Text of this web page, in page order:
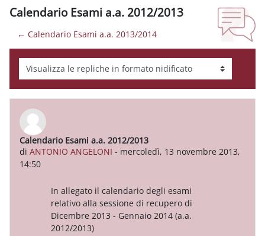
Calendario Esami a.a. 2012/2013
← Calendario Esami a.a. 2013/2014
Modalità visualizzazione
Calendario Esami a.a. 2012/2013
di ANTONIO ANGELONI - mercoledì, 13 novembre 2013,
14:50
Numero di risposte: 0
In allegato il calendario degli esami
relativo alla sessione di recupero di
Dicembre 2013 - Gennaio 2014 (a.a.
2012/2013)